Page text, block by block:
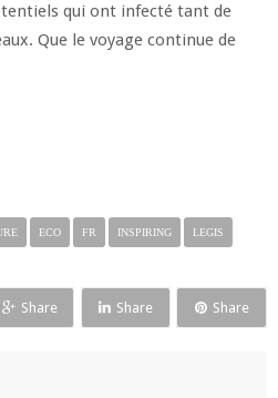
qui ont infecté tant de
Que le voyage continue de
ECO FR INSPIRING
LEGIS
Share Share Share